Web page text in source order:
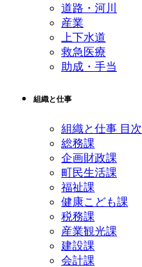
道路・河川
産業
上下水道
救急医療
助成・手当
組織と仕事
組織と仕事 目次
総務課
企画財政課
町民生活課
福祉課
健康こども課
税務課
産業観光課
建設課
会計課